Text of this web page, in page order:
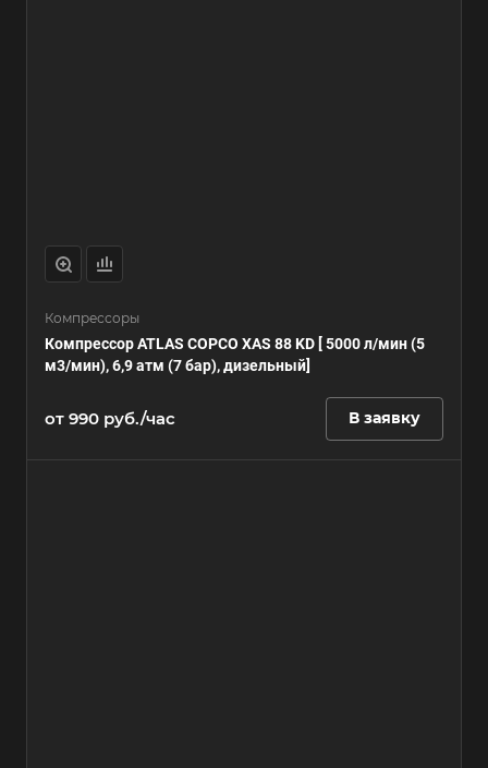
Компрессоры
Компрессор ATLAS COPCO XAS 88 KD [ 5000 л/мин (5
м3/мин), 6,9 атм (7 бар), дизельный]
от 990 руб./час В заявку